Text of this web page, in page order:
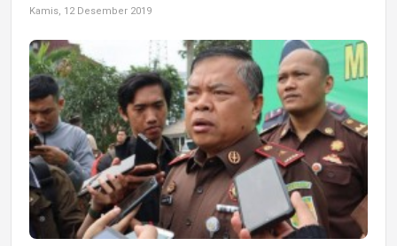
Kamis, 12 Desember 2019